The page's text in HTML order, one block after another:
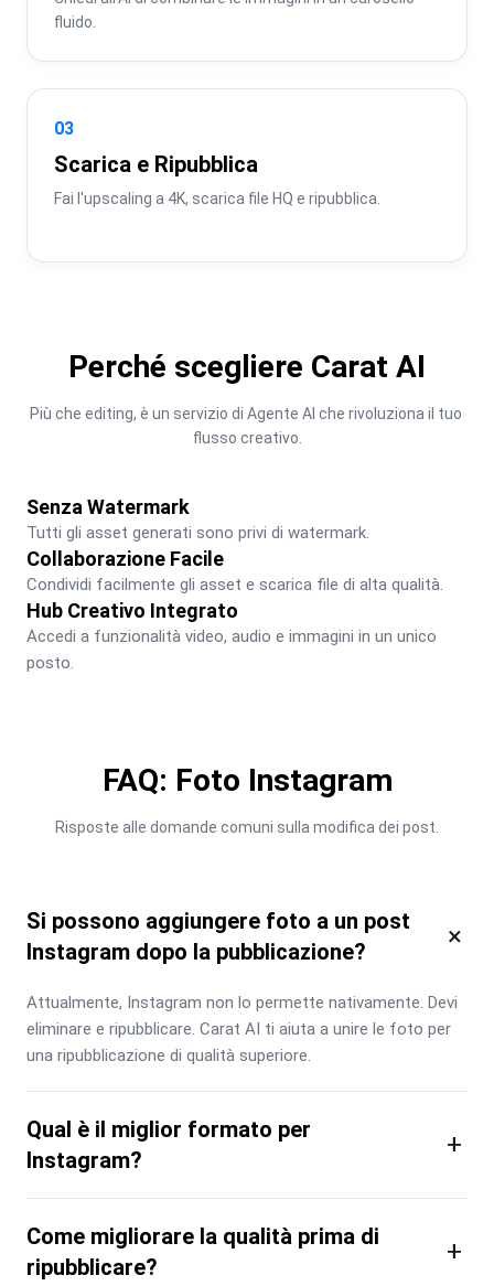
fluido.
03
Scarica e Ripubblica
Fai l'upscaling a 4K, scarica file HQ e ripubblica.
Perché scegliere Carat AI
Più che editing, è un servizio di Agente AI che rivoluziona il tuo
flusso creativo.
Senza Watermark
Tutti gli asset generati sono privi di watermark.
Collaborazione Facile
Condividi facilmente gli asset e scarica file di alta qualità.
Hub Creativo Integrato
Accedi a funzionalità video, audio e immagini in un unico
posto.
FAQ: Foto Instagram
Risposte alle domande comuni sulla modifica dei post.
Si possono aggiungere foto a un post
Instagram dopo la pubblicazione?
×
Attualmente, Instagram non lo permette nativamente. Devi
eliminare e ripubblicare. Carat AI ti aiuta a unire le foto per
una ripubblicazione di qualità superiore.
Qual è il miglior formato per
Instagram?
+
Come migliorare la qualità prima di
ripubblicare?
+